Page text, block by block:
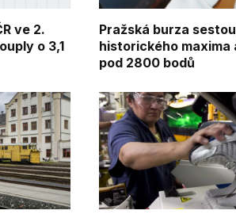
ve 2.
o 3,1
Pražská burza
historického maxima
pod 2800 bodů